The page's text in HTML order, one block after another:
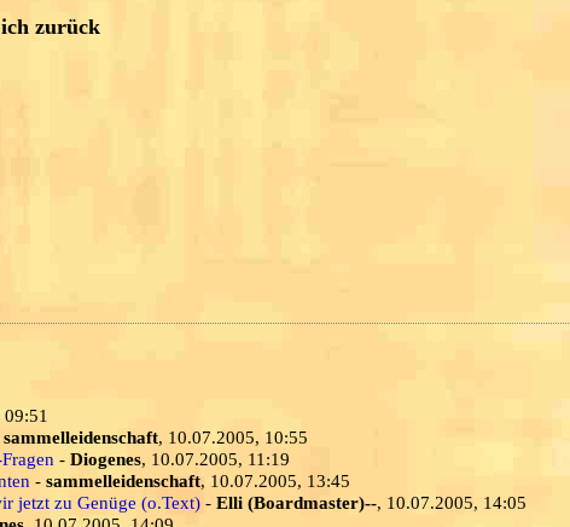
zurück
sammelleidenschaft, 10.07.2005, 10:55
- Diogenes, 10.07.2005, 11:19
- sammelleidenschaft, 10.07.2005, 13:45
jetzt zu Genüge (o.Text) - Elli (Boardmaster)--, 10.07.2005, 14:05